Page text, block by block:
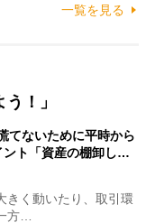
一覧を見る
！」
てないために平時から
ント「資産の棚卸し…
く動いたり、取引環
方…